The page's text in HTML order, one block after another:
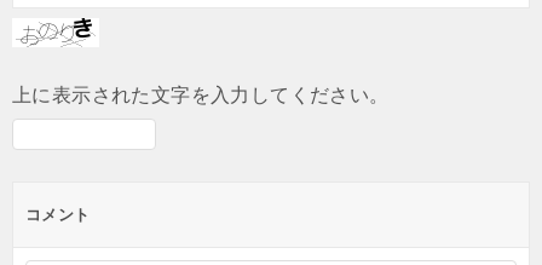
上に表示された文字を入力してください。
コメント